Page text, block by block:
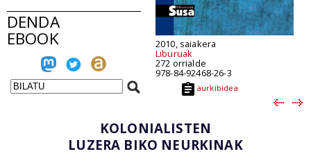
DENDA
EBOOK 2010, saiakera
Liburuak
272 orrialde
978-84-92468-26-3
aurkibidea
KOLONIALISTEN
LUZERA BIKO NEURKINAK